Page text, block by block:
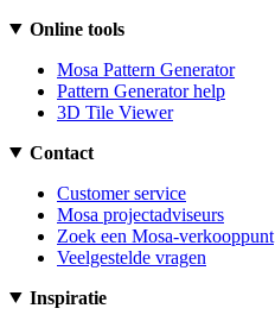
Online tools
Mosa Pattern Generator
Pattern Generator help
3D Tile Viewer
Contact
Customer service
Mosa projectadviseurs
Zoek een Mosa-verkooppunt
Veelgestelde vragen
Inspiratie